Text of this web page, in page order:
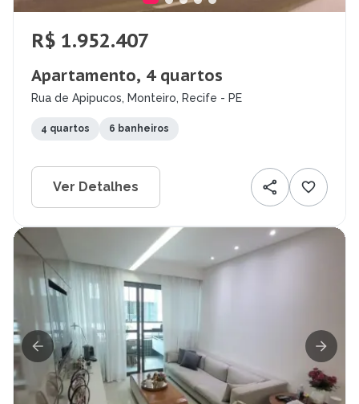
R$ 1.952.407
Apartamento, 4 quartos
Rua de Apipucos, Monteiro, Recife - PE
4 quartos 6 banheiros
Ver Detalhes